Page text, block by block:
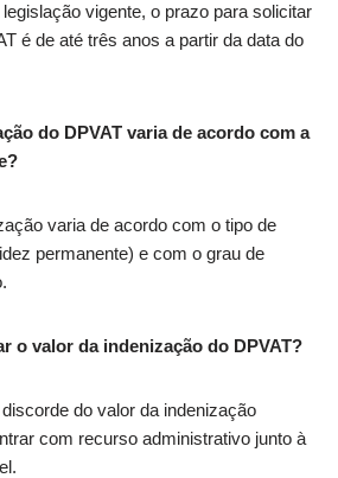
vigente, o prazo para solicitar
é de até três anos a partir da data do
do DPVAT varia de acordo com a
varia de acordo com o tipo de
permanente) e com o grau de
o valor da indenização do DPVAT?
do valor da indenização
com recurso administrativo junto à